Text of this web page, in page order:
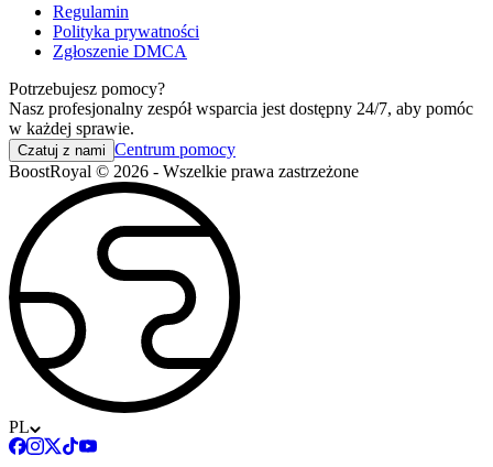
Regulamin
Polityka prywatności
Zgłoszenie DMCA
Potrzebujesz pomocy?
Nasz profesjonalny zespół wsparcia jest dostępny 24/7, aby pomóc
w każdej sprawie.
Czatuj z nami Centrum pomocy
BoostRoyal © 2026 - Wszelkie prawa zastrzeżone
PL